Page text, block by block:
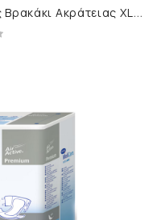
H
artmann MoliCare Mobile Πάνες Βρακάκι Ακράτειας XLarge 14τμχ